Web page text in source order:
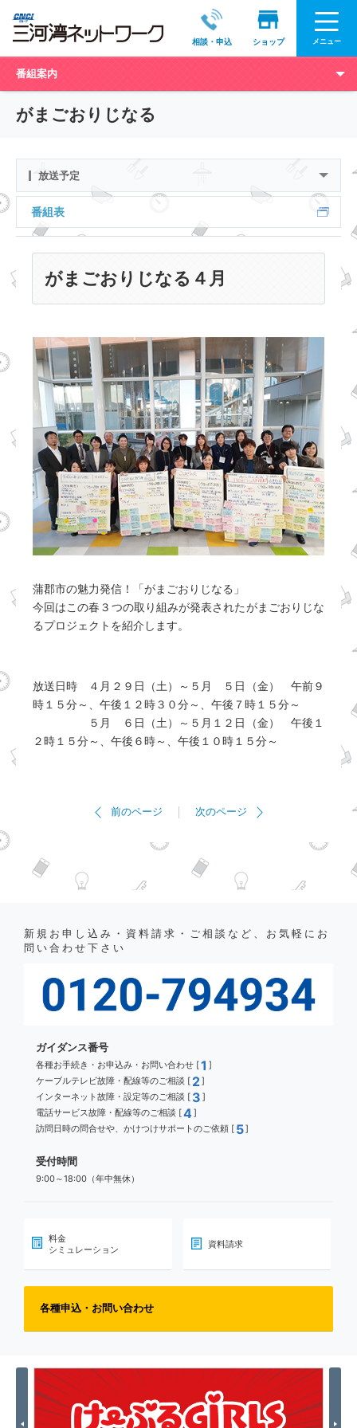
相談・申込 ショップ メニュー
番組案内
がまごおりじなる
放送予定
番組表
がまごおりじなる４月
蒲郡市の魅力発信！「がまごおりじなる」
今回はこの春３つの取り組みが発表されたがまごおりじな
るプロジェクトを紹介します。
放送日時 ４月２９日（土）～５月 ５日（金） 午前９
時１５分～、午後１２時３０分～、午後７時１５分～
５月 ６日（土）～５月１２日（金） 午後１
２時１５分～、午後６時～、午後１０時１５分～
前のページ 次のページ
新規お申し込み・資料請求・ご相談など、お気軽にお
問い合わせ下さい
ガイダンス番号
各種お手続き・お申込み・お問い合わせ [1 ]
ケーブルテレビ故障・配線等のご相談 [ 2]
インターネット故障・設定等のご相談 [ 3 ]
電話サービス故障・配線等のご相談 [4]
訪問日時の問合せや、かけつけサポートのご依頼 [ 5]
受付時間
9:00～18:00（年中無休）
料金
シミュレーション
資料請求
各種申込・お問い合わせ
Previous Next